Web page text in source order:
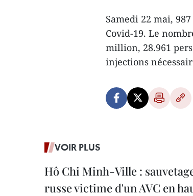
Samedi 22 mai,
Covid-19. Le
million, 28.961
injections
VOIR PLUS
Hô Chi Minh-Ville :
russe victime d'un AVC en